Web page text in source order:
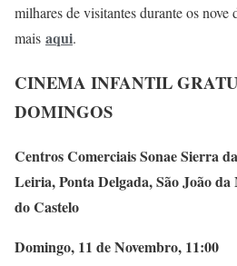
milhares de visitantes durante os nove
mais aqui.
CINEMA INFANTIL
DOMINGOS
Centros Comerciais Sonae Sierra
Leiria, Ponta Delgada, São João
do Castelo
Domingo, 11 de Novembro, 11:00